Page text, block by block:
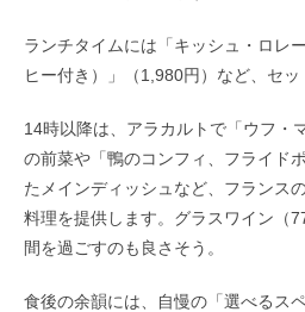
ランチタイムには「キッシュ・ロレ
ヒー付き）」（1,980円）など、セッ
14時以降は、アラカルトで「ウフ・
の前菜や「鴨のコンフィ、フライド
たメインディッシュなど、フランス
料理を提供します。グラスワイン（
間を過ごすのも良さそう。
食後の余韻には、自慢の「選べるス